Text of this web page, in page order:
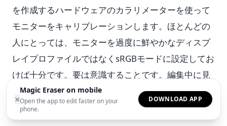
×
Magic Eraser on mobile
Open the app to edit faster on your
phone.
DOWNLOAD APP
を作成するハードウェアのカラリメーターを使って
モニターをキャリブレーションします。ほとんどの
人にとっては、モニターを過度に鮮やかなディスプ
レイプロファイルではなくsRGBモードに設定してお
けば十分です。要は意識することです。編集中に見
えているものは、ディスプレイの精度に左右される
のです。